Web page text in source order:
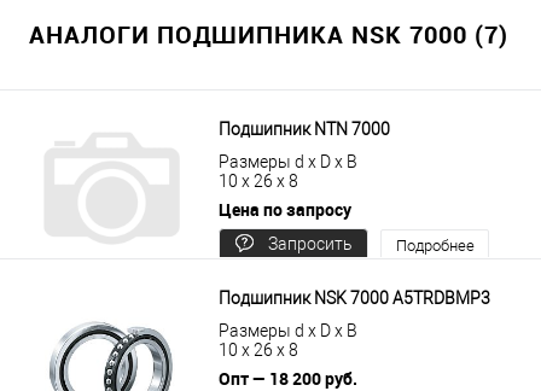
АНАЛОГИ ПОДШИПНИКА NSK 7000 (7)
Подшипник NTN 7000
Размеры d x D x B
10 x 26 x 8
Цена по запросу
Запросить
Подробнее
Подшипник NSK 7000 A5TRDBMP3
Размеры d x D x B
10 x 26 x 8
Опт — 18 200 руб.